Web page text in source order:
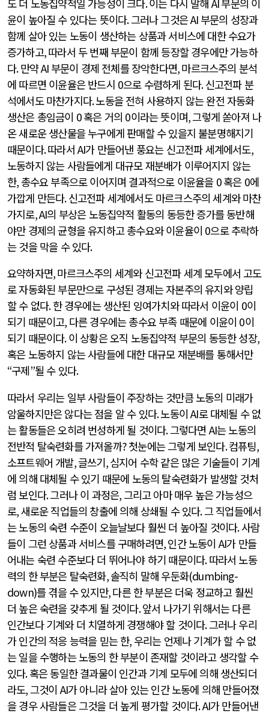
도 더 노동집약적일 가능성이 크다.이는 다시 말해 AI 부문의 이
윤이 높아질 수 있다는 뜻이다.그러나 그것은AI 부문의 성장과
함께 살아 있는 노동이 생산하는 상품과 서비스에 대한 수요가
증가하고,따라서 두 번째 부문이 함께 등장할 경우에만 가능하
다.만약AI 부문이 경제 전체를 장악한다면,마르크스주의 분석
에 따르면 이윤율은 반드시 0으로 수렴하게 된다.신고전파 분
석에서도 마찬가지다.노동을 전혀 사용하지 않는 완전 자동화
생산은 총임금이 0혹은 거의 0이라는 뜻이며,그렇게 쏟아져 나
온 새로운 생산물을 누구에게 판매할 수 있을지 불분명해지기
때문이다.따라서AI가 만들어낸 풍요는 신고전파 세계에서도,
노동하지 않는 사람들에게 대규모 재분배가 이루어지지 않는
한, 총수요 부족으로 이어지며 결과적으로 이윤율을 0혹은 0에
가깝게 만든다.신고전파 세계에서도 마르크스주의 세계와 마찬
가지로, AI의 부상은 노동집약적 활동의 동등한 증가를 동반해
야만 경제의 균형을 유지하고 총수요와 이윤율이 0으로 추락하
는 것을 막을 수 있다.
요약하자면,마르크스주의 세계와 신고전파 세계 모두에서 고도
로 자동화된 부문만으로 구성된 경제는 자본주의 유지와 양립
할 수 없다.한 경우에는 생산된 잉여가치와 따라서 이윤이 0이
되기 때문이고, 다른 경우에는 총수요 부족 때문에 이윤이 0이
되기 때문이다.이 상황은 오직 노동집약적 부문의 동등한 성장,
혹은 노동하지 않는 사람들에 대한 대규모 재분배를 통해서만
“구제”될 수 있다.
따라서 우리는 일부 사람들이 주장하는 것만큼 노동의 미래가
암울하지만은 않다는 점을 알 수 있다.노동이AI로 대체될 수 없
는 활동들은 오히려 번성하게 될 것이다.그렇다면 AI는 노동의
전반적 탈숙련화를 가져올까?첫눈에는 그렇게 보인다.컴퓨팅,
소프트웨어 개발,글쓰기,심지어 수학 같은 많은 기술들이 기계
에 의해 대체될 수 있기 때문에 노동의 탈숙련화가 발생할 것처
럼 보인다.그러나 이 과정은,그리고 아마 매우 높은 가능성으
로,새로운 직업들의 창출에 의해 상쇄될 수 있다.그 직업들에서
는 노동의 숙련 수준이 오늘날보다 훨씬 더 높아질 것이다.사람
들이 그런 상품과 서비스를 구매하려면,인간 노동이 AI가 만들
어내는 숙련 수준보다 더 뛰어나야 하기 때문이다.따라서 노동
력의 한 부분은 탈숙련화,솔직히 말해 우둔화(dumbing-
down)를 겪을 수 있지만,다른 한 부분은 더욱 정교하고 훨씬
더 높은 숙련을 갖추게 될 것이다.앞서 나가기 위해서는 다른
인간보다 기계와 더 치열하게 경쟁해야 할 것이다.그러나 우리
가 인간의 적응 능력을 믿는 한, 우리는 언제나 기계가 할 수 없
는 일을 수행하는 노동의 한 부분이 존재할 것이라고 생각할 수
있다.혹은 동일한 결과물이 인간과 기계 모두에 의해 생산되더
라도,그것이 AI가 아니라 살아 있는 인간 노동에 의해 만들어졌
을 경우 사람들은 그것을 더 높게 평가할 것이다. AI가 만들어낸